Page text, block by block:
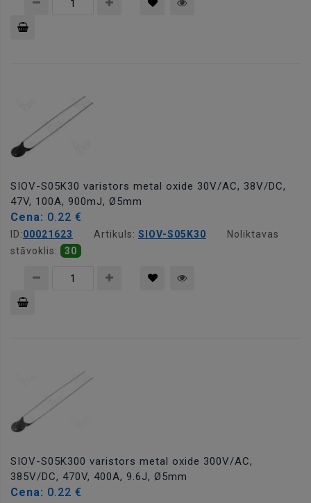
SIOV-S05K30 varistors metal oxide 30V/AC, 38V/DC,
47V, 100A, 900mJ, Ø5mm
Cena: 0.22 €
ID:00021623 Artikuls: SIOV-S05K30
Noliktavas
stāvoklis:
30
SIOV-S05K300 varistors metal oxide 300V/AC,
385V/DC, 470V, 400A, 9.6J, Ø5mm
Cena: 0.22 €